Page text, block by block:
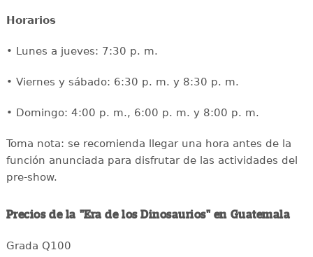
Horarios
• Lunes a jueves: 7:30 p. m.
• Viernes y sábado: 6:30 p. m. y 8:30 p. m.
• Domingo: 4:00 p. m., 6:00 p. m. y 8:00 p. m.
Toma nota: se recomienda llegar una hora antes de la
función anunciada para disfrutar de las actividades del
pre-show.
Precios de la "Era de los Dinosaurios" en Guatemala
Grada Q100